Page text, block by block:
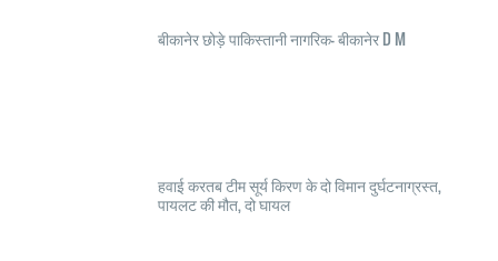
बीकानेर छोड़े पाकिस्तानी नागरिक- बीकानेर D M
हवाई करतब टीम सूर्य किरण के दो विमान दुर्घटनाग्रस्त,
पायलट की मौत, दो घायल